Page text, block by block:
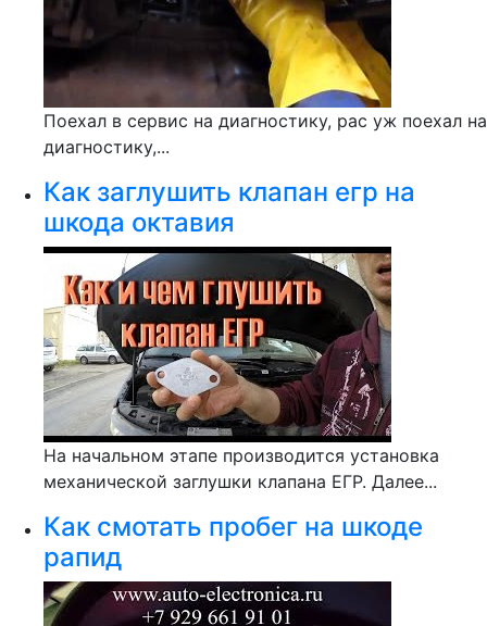
Поехал в сервис на диагностику, рас уж поехал на
диагностику,...
Как заглушить клапан егр на
шкода октавия
На начальном этапе производится установка
механической заглушки клапана ЕГР. Далее...
Как смотать пробег на шкоде
рапид